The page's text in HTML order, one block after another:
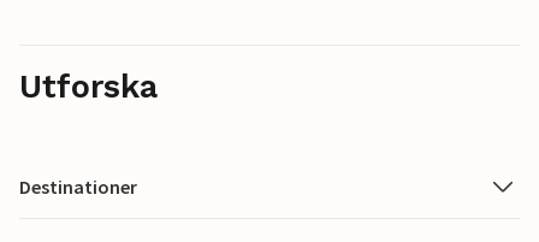
Utforska
Destinationer